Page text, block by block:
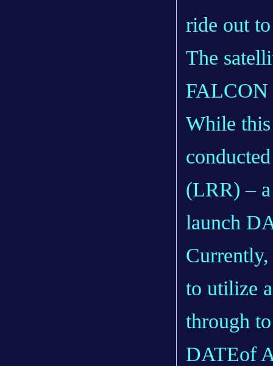
ride out
The
FALCON
While
(LRR) –
launch
Currently,
to utilize
through
DATEof